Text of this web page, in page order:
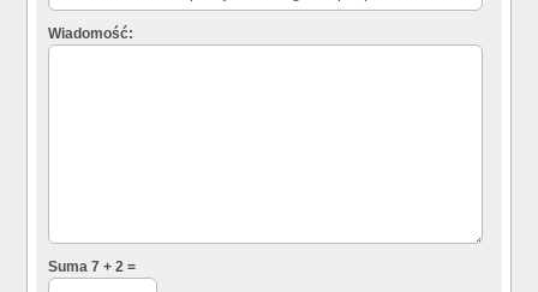
Wiadomość:
Suma 7 + 2 =